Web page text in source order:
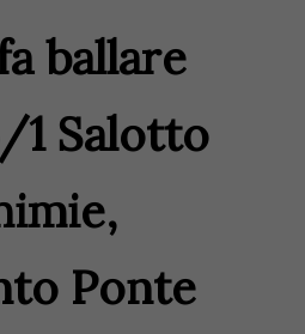
ballare
1 Salotto
Ponte